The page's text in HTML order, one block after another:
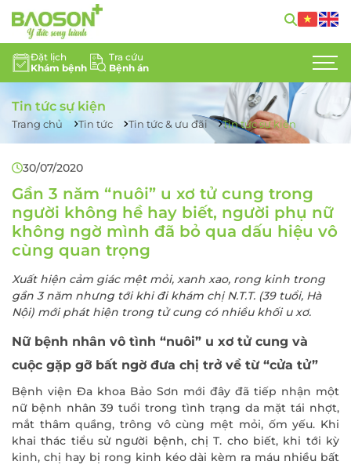
Đặt lịch
Khám bệnh
Tra cứu
Bệnh án
GIỚI THIỆU
CHUYÊN KHOA
ĐỘI NGŨ CHUYÊN GIA
TIN TỨC
HỖ TRỢ KHÁCH HÀNG
LIÊN HỆ
Tin tức sự kiện
Trang chủ Tin tức Tin tức & ưu đãi Tin tức sự kiện
30/07/2020
Gần 3 năm “nuôi” u xơ tử cung trong
người không hề hay biết, người phụ nữ
không ngờ mình đã bỏ qua dấu hiệu vô
cùng quan trọng
Xuất hiện cảm giác mệt mỏi, xanh xao, rong kinh trong
gần 3 năm nhưng tới khi đi khám chị N.T.T. (39 tuổi, Hà
Nội) mới phát hiện trong tử cung có nhiều khối u xơ.
Nữ bệnh nhân vô tình “nuôi” u xơ tử cung và
cuộc gặp gỡ bất ngờ đưa chị trở về từ “cửa tử”
Bệnh viện Đa khoa Bảo Sơn mới đây đã tiếp nhận một
nữ bệnh nhân 39 tuổi trong tình trạng da mặt tái nhợt,
mắt thâm quầng, trông vô cùng mệt mỏi, ốm yếu. Khi
khai thác tiểu sử người bệnh, chị T. cho biết, khi tới kỳ
kinh, chị hay bị rong kinh kéo dài kèm ra máu nhiều bất